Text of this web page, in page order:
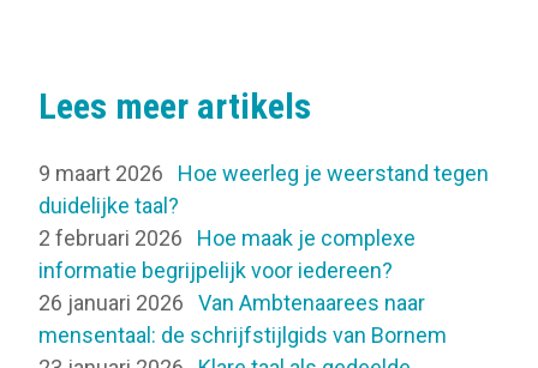
Lees meer artikels
9 maart 2026
Hoe weerleg je weerstand tegen
duidelijke taal?
2 februari 2026
Hoe maak je complexe
informatie begrijpelijk voor iedereen?
26 januari 2026
Van Ambtenaarees naar
mensentaal: de schrijfstijlgids van Bornem